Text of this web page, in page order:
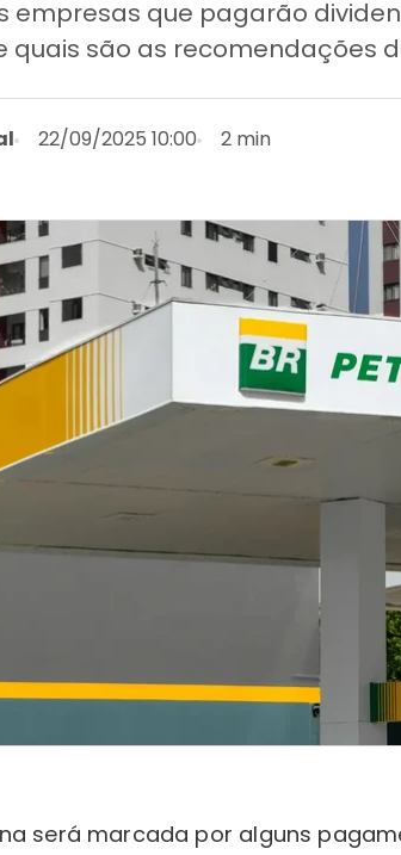
empresas que pagarão
quais são as recomendações
22/09/2025 10:00 2 min
será marcada por alguns